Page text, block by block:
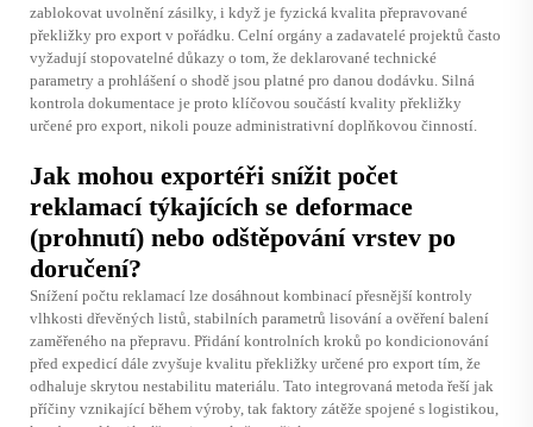
zablokovat uvolnění zásilky, i když je fyzická kvalita přepravované
překližky pro export v pořádku. Celní orgány a zadavatelé projektů často
vyžadují stopovatelné důkazy o tom, že deklarované technické
parametry a prohlášení o shodě jsou platné pro danou dodávku. Silná
kontrola dokumentace je proto klíčovou součástí kvality překližky
určené pro export, nikoli pouze administrativní doplňkovou činností.
Jak mohou exportéři snížit počet
reklamací týkajících se deformace
(prohnutí) nebo odštěpování vrstev po
doručení?
Snížení počtu reklamací lze dosáhnout kombinací přesnější kontroly
vlhkosti dřevěných listů, stabilních parametrů lisování a ověření balení
zaměřeného na přepravu. Přidání kontrolních kroků po kondicionování
před expedicí dále zvyšuje kvalitu překližky určené pro export tím, že
odhaluje skrytou nestabilitu materiálu. Tato integrovaná metoda řeší jak
příčiny vznikající během výroby, tak faktory zátěže spojené s logistikou,